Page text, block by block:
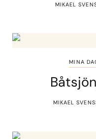
MIKAEL
MINA
MIKAEL